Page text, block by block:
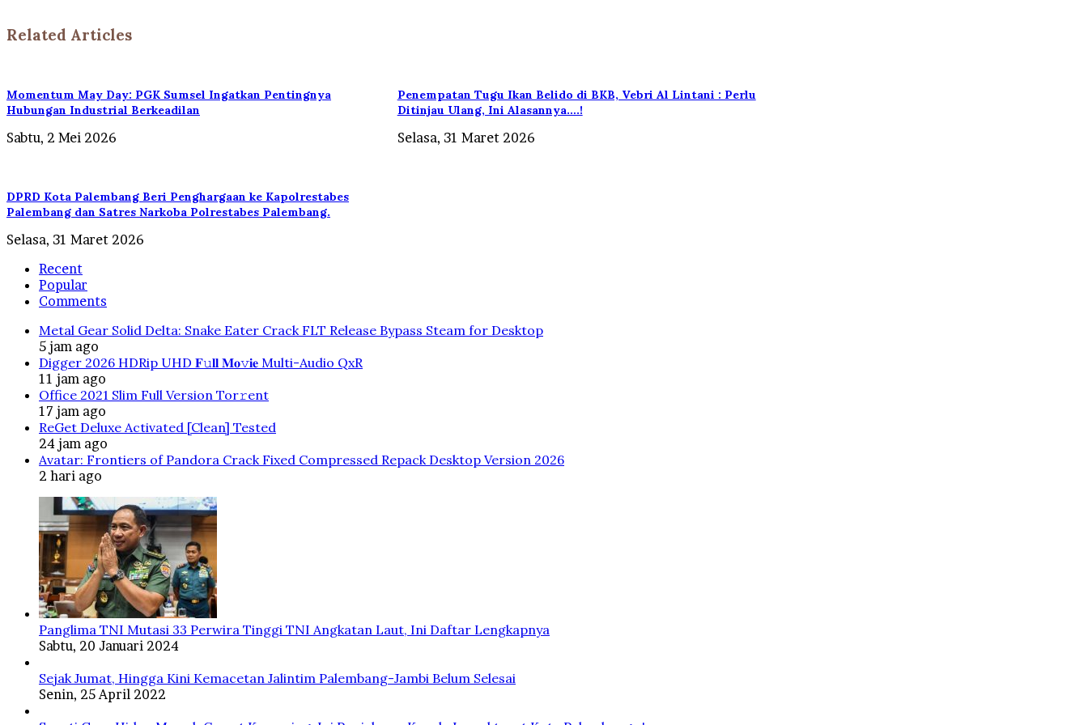
Related Articles
Momentum May Day: PGK Sumsel Ingatkan Pentingnya
Hubungan Industrial Berkeadilan
Sabtu, 2 Mei 2026
Penempatan Tugu Ikan Belido di BKB, Vebri Al Lintani : Perlu
Ditinjau Ulang, Ini Alasannya….!
Selasa, 31 Maret 2026
DPRD Kota Palembang Beri Penghargaan ke Kapolrestabes
Palembang dan Satres Narkoba Polrestabes Palembang.
Selasa, 31 Maret 2026
Recent
Popular
Comments
Metal Gear Solid Delta: Snake Eater Crack FLT Release Bypass Steam for Desktop
5 jam ago
Digger 2026 HDRip UHD 𝐅𝚞𝐥𝐥 𝐌𝐨𝚟𝐢𝐞 Multi-Audio QxR
11 jam ago
Office 2021 Slim Full Version Tor𝚛ent
17 jam ago
ReGet Deluxe Activated [Clean] Tested
24 jam ago
Avatar: Frontiers of Pandora Crack Fixed Compressed Repack Desktop Version 2026
2 hari ago
Panglima TNI Mutasi 33 Perwira Tinggi TNI Angkatan Laut, Ini Daftar Lengkapnya
Sabtu, 20 Januari 2024
Sejak Jumat, Hingga Kini Kemacetan Jalintim Palembang-Jambi Belum Selesai
Senin, 25 April 2022